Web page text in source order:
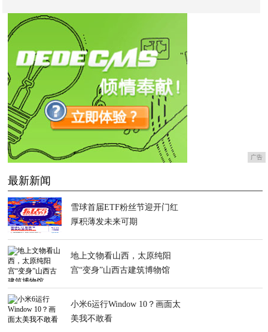
广告
最新新闻
雪球首届ETF粉丝节迎开门红
厚积薄发未来可期
地上文物看山西，太原纯阳
宫“变身”山西古建筑博物馆
小米6运行Window 10？画面太
美我不敢看